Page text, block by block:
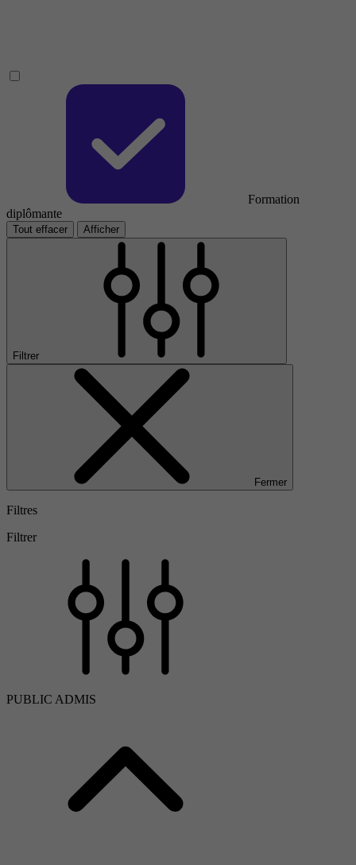
Formation
diplômante
Tout effacer Afficher
Filtrer
Fermer
Filtres
Filtrer
PUBLIC ADMIS